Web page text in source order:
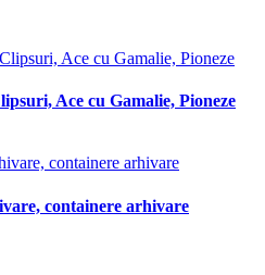
Ace cu Gamalie, Pioneze
containere arhivare